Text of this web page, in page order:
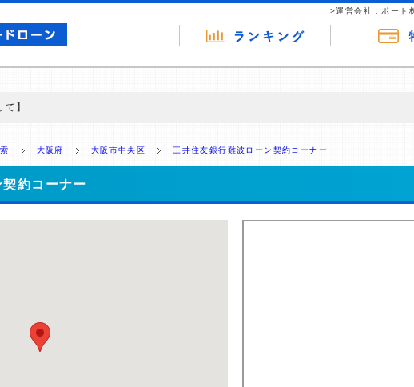
>運営会社：ポート
】
した情報提供を行っています。
大阪府 大阪市中央区 三井住友銀行難波ローン契約コーナー
約コーナー